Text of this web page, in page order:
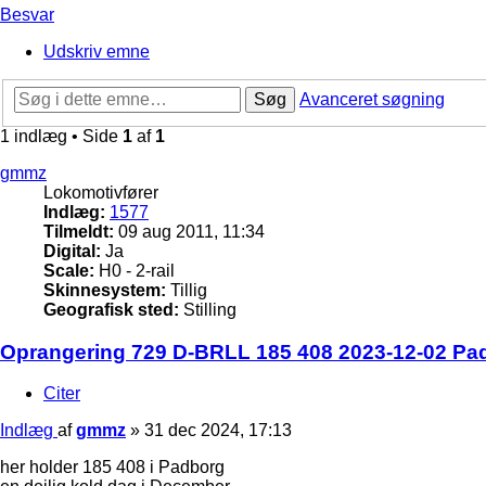
Besvar
Udskriv emne
Søg
Avanceret søgning
1 indlæg • Side 1 af 1
gmmz
Lokomotivfører
Indlæg: 1577
Tilmeldt: 09 aug 2011, 11:34
Digital: Ja
Scale: H0 - 2-rail
Skinnesystem: Tillig
Geografisk sted: Stilling
Oprangering 729 D-BRLL 185 408 2023-12-02
Citer
Indlæg afgmmz » 31 dec 2024, 17:13
her holder 185 408 i Padborg